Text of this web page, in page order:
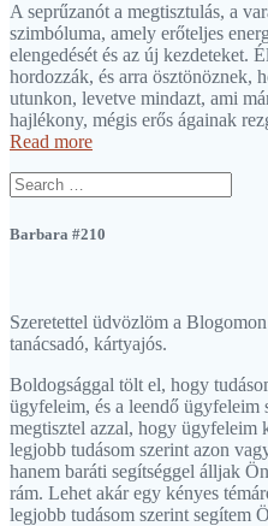
A seprűzanót a megtisztulás, a
szimbóluma, amely erőteljes
elengedését és az új kezdeteket.
hordozzák, és arra ösztönöznek,
utunkon, levetve mindazt, ami
hajlékony, mégis erős ágainak
Read more
Search
for:
Barbara #210
Szeretettel üdvözlöm a
tanácsadó, kártyajós.
Boldogsággal tölt el, hogy
ügyfeleim, és a leendő ügyfeleim
megtisztel azzal, hogy ügyfeleim
legjobb tudásom szerint azon
hanem baráti segítséggel álljak
rám. Lehet akár egy kényes
legjobb tudásom szerint segítem